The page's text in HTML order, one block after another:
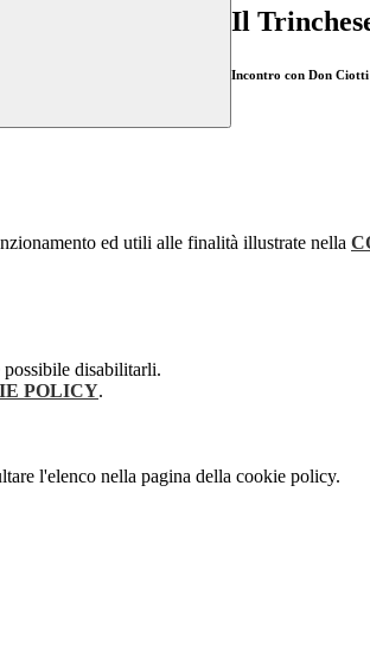
Il
Incontro con Don Ciotti
ed utili alle finalità illustrate nella
disabilitarli.
POLICY.
l'elenco nella pagina della cookie policy.